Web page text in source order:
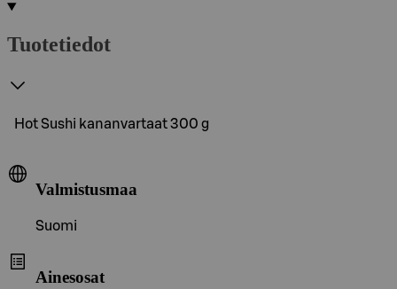
Tuotetiedot
Hot Sushi kananvartaat 300 g
Valmistusmaa
Suomi
Ainesosat